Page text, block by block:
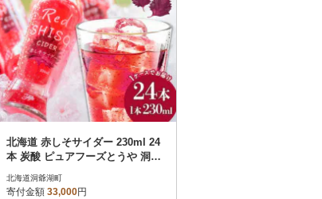
その他 解除
さとふる限定のお礼品
定期便
さとふるアプリdeワンストップ申請
対象
北海道 赤しそサイダー 230ml 24
本 炭酸 ピュアフーズとうや 洞爺
湖町
北海道洞爺湖町
寄付金額 33,000円